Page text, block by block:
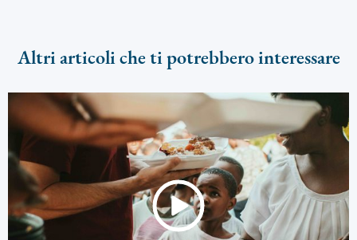
Altri articoli che ti potrebbero interessare